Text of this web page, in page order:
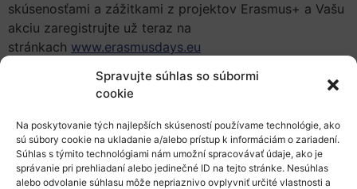
Spravujte súhlas so súbormi
cookie
Na poskytovanie tých najlepších skúseností používame technológie, ako
sú súbory cookie na ukladanie a/alebo prístup k informáciám o zariadení.
Súhlas s týmito technológiami nám umožní spracovávať údaje, ako je
správanie pri prehliadaní alebo jedinečné ID na tejto stránke. Nesúhlas
alebo odvolanie súhlasu môže nepriaznivo ovplyvniť určité vlastnosti a
skúsenosťami a zážitkami z projektov Erasmus+ a Vašu
akciu zaregistrujte už teraz na
stránkach www.erasmusdays.eu
Slovensko sa do tejto aktivity zapojí už piatykrát.
Minulý rok mnoho z Vás urobilo veľa pre svoje okolie a
podujatí, ktoré boli inšpiráciou pre ostatných po celom
svete.Tento rok môžeme na mape sveta zviditeľniť
Slovensko ešte viac!